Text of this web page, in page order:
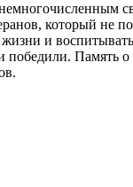
который не
и
Память о